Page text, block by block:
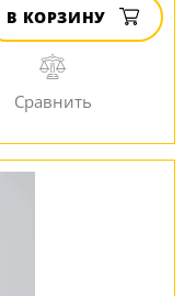
В КОРЗИНУ